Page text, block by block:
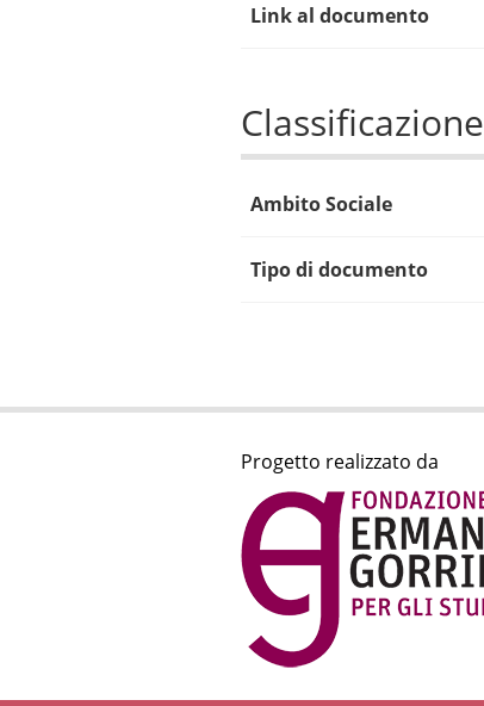
Link al documento
Classificazione
Ambito Sociale
Tipo di documento
Progetto realizzato da